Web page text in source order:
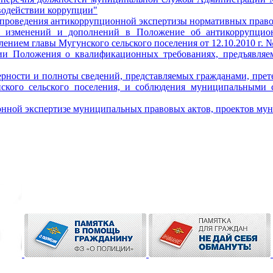
коррупции"
антикоррупционной экспертизы нормативных
и дополнений в Положение об
главы Мугунского сельского поселения от 12.10.2010 г.
Положения о квалификационных требованиях,
и полноты сведений, представляемых гражданами,
сельского поселения, и соблюдения муниципальными
экспертизе муниципальных правовых актов, проектов